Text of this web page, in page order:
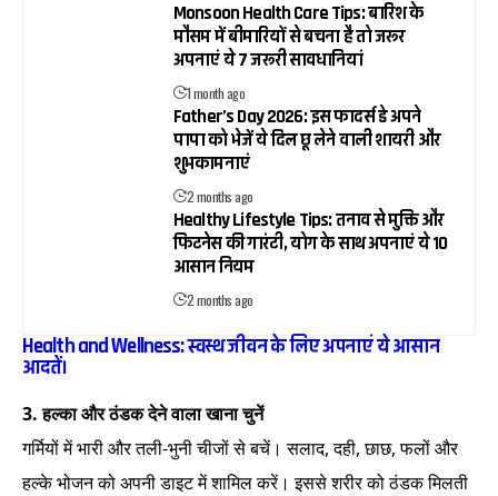
Monsoon Health Care Tips: बारिश के
मौसम में बीमारियों से बचना है तो जरूर
अपनाएं ये 7 जरूरी सावधानियां
1 month ago
Father’s Day 2026: इस फादर्स डे अपने
पापा को भेजें ये दिल छू लेने वाली शायरी और
शुभकामनाएं
2 months ago
Healthy Lifestyle Tips: तनाव से मुक्ति और
फिटनेस की गारंटी, योग के साथ अपनाएं ये 10
आसान नियम
2 months ago
Health and Wellness: स्वस्थ जीवन के लिए अपनाएं ये आसान
आदतें।
3. हल्का और ठंडक देने वाला खाना चुनें
गर्मियों में भारी और तली-भुनी चीजों से बचें। सलाद, दही, छाछ, फलों और
हल्के भोजन को अपनी डाइट में शामिल करें। इससे शरीर को ठंडक मिलती